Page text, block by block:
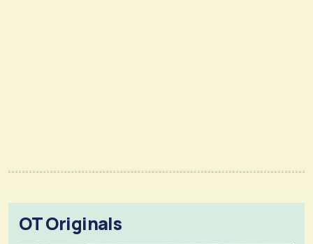
OT Originals